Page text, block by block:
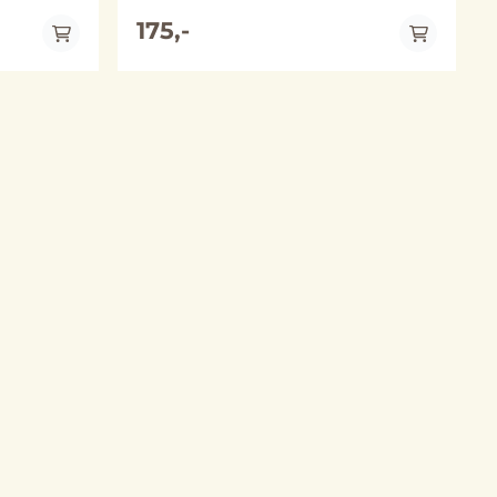
variant
varierer mellom sølv- og gullfarget variant
(merk at fargene kan avvike noe fra
175,-